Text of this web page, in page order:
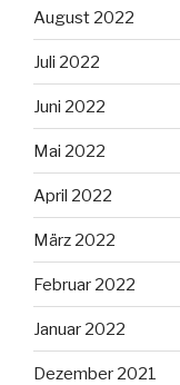
August 2022
Juli 2022
Juni 2022
Mai 2022
April 2022
März 2022
Februar 2022
Januar 2022
Dezember 2021